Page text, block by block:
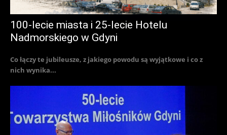
100-lecie miasta i 25-lecie Hotelu
Nadmorskiego w Gdyni
Co łączy te jubileusze, z jakiego powodu są wyjątkowe i co z
nich wynika...